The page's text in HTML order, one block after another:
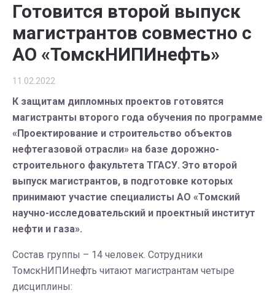
Готовится второй выпуск
магистрантов совместно с
АО «ТомскНИПИнефть»
11.02.2022
К защитам дипломных проектов готовятся
магистранты второго года обучения по программе
«Проектирование и строительство объектов
нефтегазовой отрасли» на базе дорожно-
строительного факультета ТГАСУ. Это второй
выпуск магистрантов, в подготовке которых
принимают участие специалисты АО «Томский
научно-исследовательский и проектный институт
нефти и газа».
Состав группы – 14 человек. Сотрудники
ТомскНИПИнефть читают магистрантам четыре
дисциплины: